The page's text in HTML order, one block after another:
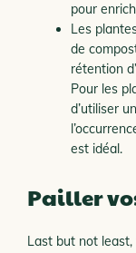
pour
Les
de
rétention
Pour les
d’utiliser
est idéal.
Pailler
Last but not